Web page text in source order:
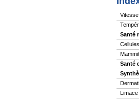
Santé
Cellules
Santé
Limace